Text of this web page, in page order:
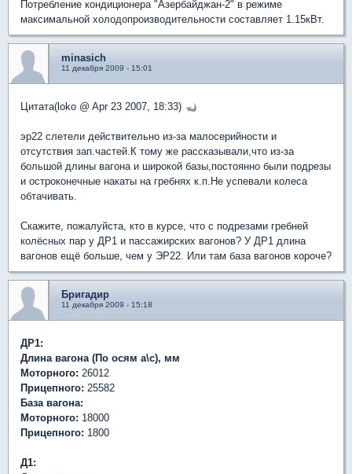
Потребление кондиционера "Азербайджан-2" в режиме
максимальной холодопроизводительности составляет 1.15кВт.
minasich
11 декабря 2009 - 15:01
Цитата(loko @ Apr 23 2007, 18:33)
эр22 слетели действительно из-за малосерийности и
отсутствия зап.частей.К тому же рассказывали,что из-за
большой длины вагона и широкой базы,постоянно были подрезы
и остроконечные накаты на гребнях к.п.Не успевали колеса
обтачивать.
Скажите, пожалуйста, кто в курсе, что с подрезами гребней
колёсных пар у ДР1 и пассажирских вагонов? У ДР1 длина
вагонов ещё больше, чем у ЭР22. Или там база вагонов короче?
Бригадир
11 декабря 2009 - 15:18
ДР1:
Длина вагона (По осям а\с), мм
Моторного: 26012
Прицепного: 25582
База вагона:
Моторного: 18000
Прицепного: 1800
Д1: